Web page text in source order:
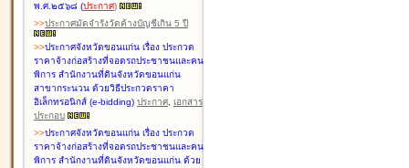
พ.ศ.๒๕๖๘ (ประกาศ)
>>ประกาศมัดจำรังวัดค้างบัญชีเกิน 5 ปี
>>ประกาศจังหวัดขอนแก่น เรื่อง ประกวด
ราคาจ้างก่อสร้างที่จอดรถประชาชนและคน
พิการ สำนักงานที่ดินจังหวัดขอนแก่น
สาขากระนวน ด้วยวิธีประกวดราคา
อิเล็กทรอนิกส์ (e-bidding) ประกาศ, เอกสาร
ประกอบ
>>ประกาศจังหวัดขอนแก่น เรื่อง ประกวด
ราคาจ้างก่อสร้างที่จอดรถประชาชนและคน
พิการ สำนักงานที่ดินจังหวัดขอนแก่น ด้วย